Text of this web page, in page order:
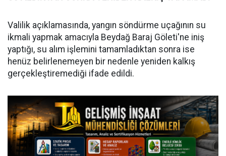
Valilik açıklamasında, yangın söndürme uçağının su
ikmali yapmak amacıyla Beydağ Baraj Göleti'ne iniş
yaptığı, su alım işlemini tamamladıktan sonra ise
henüz belirlenemeyen bir nedenle yeniden kalkış
gerçekleştiremediği ifade edildi.